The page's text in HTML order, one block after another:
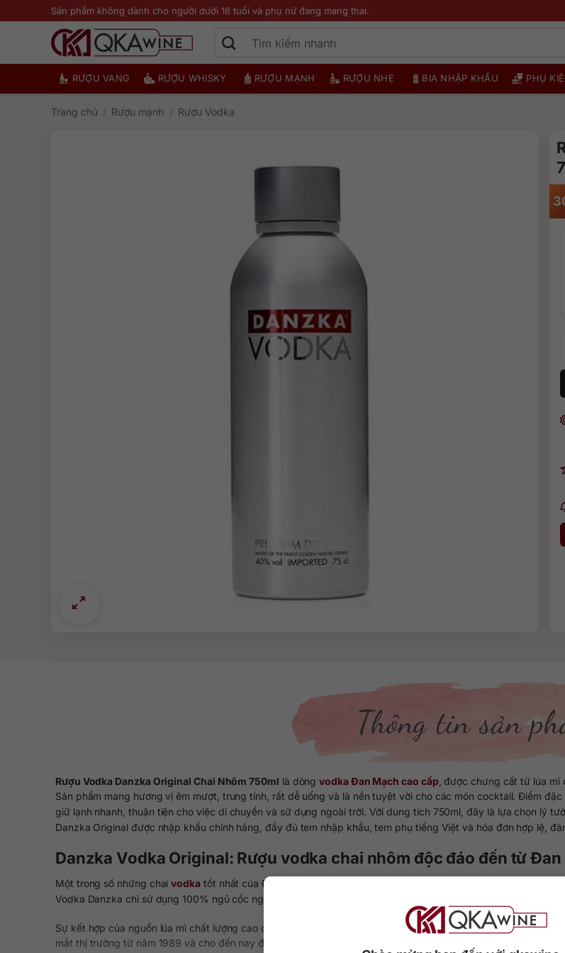
qua
Sản phẩm không dành cho người dưới 18 tuổi và phụ nữ đang mang thai.
RƯỢU VANG RƯỢU WHISKY RƯỢU MẠNH RƯỢU NHẸ BIA NHẬP KHẨU PHỤ
Trang chủ / Rượu mạnh / Rượu Vodka
Thông tin sản
Rượu Vodka Danzka Original Chai Nhôm 750ml là dòngvodka Đan Mạch cao cấp , được chưng cất từ lúa
Sản phẩm mang hương vị êm mượt, trung tính, rất dễ uống và là nền tuyệt vời cho các món cocktail. Điểm đặc
giữ lạnh nhanh, thuận tiện cho việc di chuyển và sử dụng ngoài trời. Với dung tích 750ml, đây là lựa chọn lý
Danzka Original được nhập khẩu chính hãng, đầy đủ tem nhập khẩu, tem phụ tiếng Việt và hóa đơn hợp lệ,
Danzka Vodka Original: Rượu vodka chai nhôm độc đáo đến từ
Một trong số những chaivodka tốt nhất của Đan Mạch phải kể đến Danzka Vodka. Hầu hết vodka của đất
Vodka Danzka chỉ sử dụng 100% ngũ cốc nguyên hạt cho ra những mẻ vodka hảo hạng.
Sự kết hợp của nguồn lúa mì chất lượng cao cùng nguồn nước khoáng thiên nhiên sâu bên dưới lòng đất đã
mắt thị trường từ năm 1989 và cho đến nay đã có chỗ đứng vững chắc, được lòng hàng triệu người dùng ở các